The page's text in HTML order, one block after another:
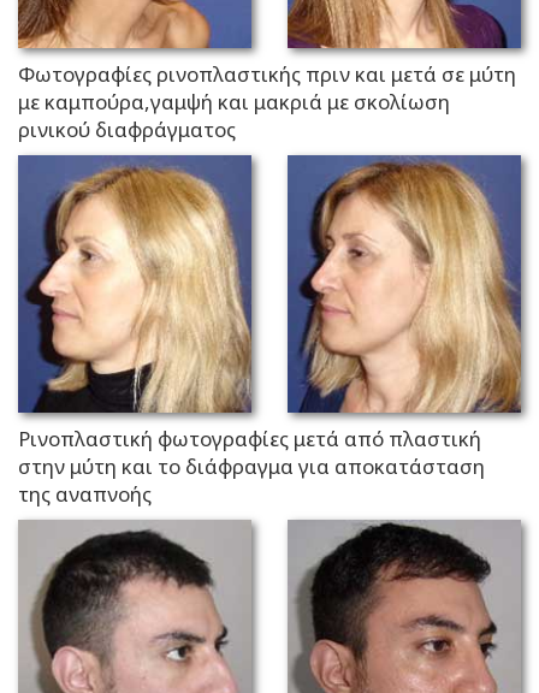
Φωτογραφίες ρινοπλαστικής πριν και μετά σε μύτη
με καμπούρα,γαμψή και μακριά με σκολίωση
ρινικού διαφράγματος
Ρινοπλαστική φωτογραφίες μετά από πλαστική
στην μύτη και το διάφραγμα για αποκατάσταση
της αναπνοής